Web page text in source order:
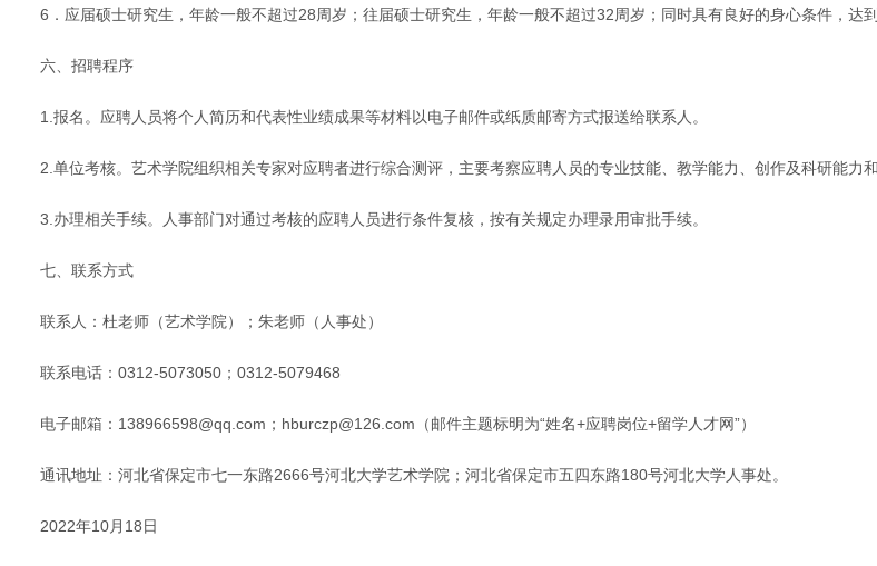
6．应届硕士研究生，年龄一般不超过28周岁；往届硕士研究生，年龄一般不超过32周岁；同时具有良好的身心条件，达
六、招聘程序
1.报名。应聘人员将个人简历和代表性业绩成果等材料以电子邮件或纸质邮寄方式报送给联系人。
2.单位考核。艺术学院组织相关专家对应聘者进行综合测评，主要考察应聘人员的专业技能、教学能力、创作及科研能力
3.办理相关手续。人事部门对通过考核的应聘人员进行条件复核，按有关规定办理录用审批手续。
七、联系方式
联系人：杜老师（艺术学院）；朱老师（人事处）
联系电话：0312-5073050；0312-5079468
电子邮箱：138966598@qq.com；hburczp@126.com（邮件主题标明为“姓名+应聘岗位+留学人才网”）
通讯地址：河北省保定市七一东路2666号河北大学艺术学院；河北省保定市五四东路180号河北大学人事处。
2022年10月18日